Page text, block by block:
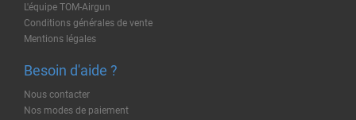
L'équipe TOM-Airgun
Conditions générales de vente
Mentions légales
Besoin d'aide ?
Nous contacter
Nos modes de paiement